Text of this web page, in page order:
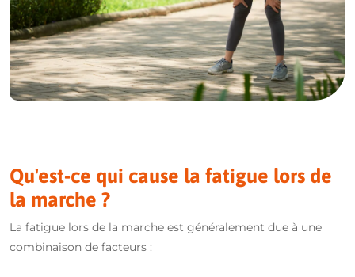
Qu'est-ce qui cause la fatigue lors de
la marche ?
La fatigue lors de la marche est généralement due à une
combinaison de facteurs :